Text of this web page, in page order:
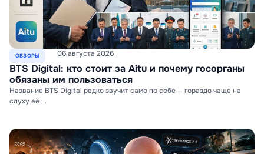
ОБЗОРЫ 06 августа 2026
BTS Digital: кто стоит за Aitu и почему госорганы
обязаны им пользоваться
Название BTS Digital редко звучит само по себе — гораздо чаще на
слуху её ...